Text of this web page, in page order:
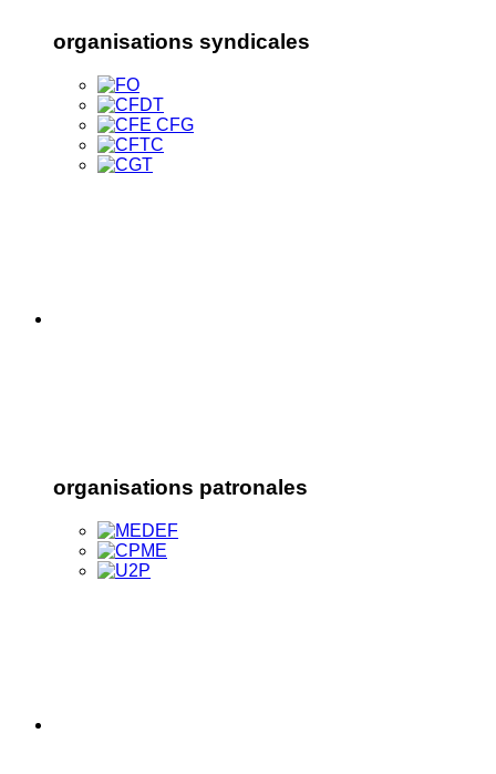
organisations syndicales
organisations patronales